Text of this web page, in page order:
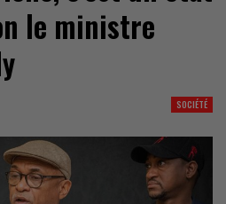
le ministre
SOCIÉTÉ